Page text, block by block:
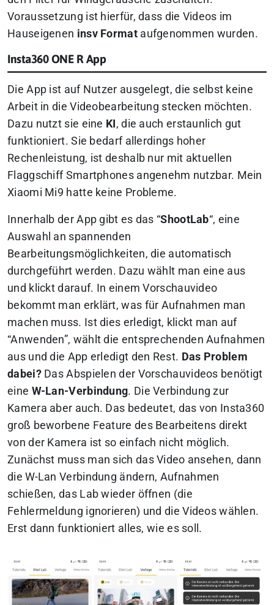
Voraussetzung ist hierfür, dass die Videos im
Hauseigenen insv Formataufgenommen wurden.
Insta360 ONE R App
Die App ist auf Nutzer ausgelegt, die selbst keine
Arbeit in die Videobearbeitung stecken möchten.
Dazu nutzt sie eine KI, die auch erstaunlich gut
funktioniert. Sie bedarf allerdings hoher
Rechenleistung, ist deshalb nur mit aktuellen
Flaggschiff Smartphones angenehm nutzbar. Mein
Xiaomi Mi9 hatte keine Probleme.
Innerhalb der App gibt es das “ShootLab“, eine
Auswahl an spannenden
Bearbeitungsmöglichkeiten, die automatisch
durchgeführt werden. Dazu wählt man eine aus
und klickt darauf. In einem Vorschauvideo
bekommt man erklärt, was für Aufnahmen man
machen muss. Ist dies erledigt, klickt man auf
“Anwenden”, wählt die entsprechenden Aufnahmen
aus und die App erledigt den Rest. Das Problem
dabei?Das Abspielen der Vorschauvideos benötigt
eine W-Lan-Verbindung. Die Verbindung zur
Kamera aber auch. Das bedeutet, das von Insta360
groß beworbene Feature des Bearbeitens direkt
von der Kamera ist so einfach nicht möglich.
Zunächst muss man sich das Video ansehen, dann
die W-Lan Verbindung ändern, Aufnahmen
schießen, das Lab wieder öffnen (die
Fehlermeldung ignorieren) und die Videos wählen.
Erst dann funktioniert alles, wie es soll.